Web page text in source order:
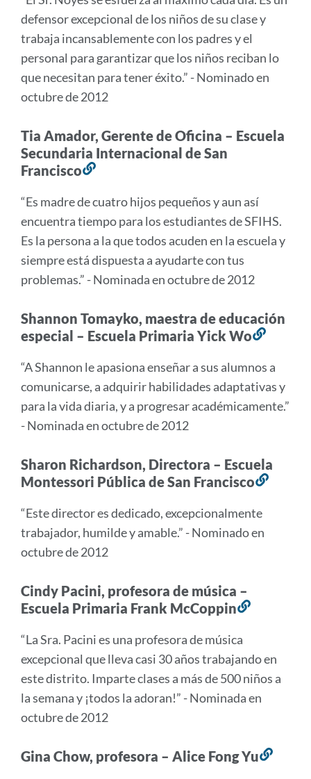
sección
defensor excepcional de los niños de su clase y
trabaja incansablemente con los padres y el
personal para garantizar que los niños reciban lo
que necesitan para tener éxito.” - Nominado en
octubre de 2012
Tia Amador, Gerente de Oficina – Escuela
Secundaria Internacional de San
Francisco
esta
sección
“Es madre de cuatro hijos pequeños y aun así
encuentra tiempo para los estudiantes de SFIHS.
Es la persona a la que todos acuden en la escuela y
siempre está dispuesta a ayudarte con tus
problemas.” - Nominada en octubre de 2012
Shannon Tomayko, maestra de educación
especial – Escuela Primaria Yick Wo
esta
“A Shannon le apasiona enseñar a sus alumnos a
comunicarse, a adquirir habilidades adaptativas y
para la vida diaria, y a progresar académicamente.”
- Nominada en octubre de 2012
Sharon Richardson, Directora – Escuela
Montessori Pública de San Francisco
“Este director es dedicado, excepcionalmente
trabajador, humilde y amable.” - Nominado en
octubre de 2012
Cindy Pacini, profesora de música –
Escuela Primaria Frank McCoppin
sección
“La Sra. Pacini es una profesora de música
excepcional que lleva casi 30 años trabajando en
este distrito. Imparte clases a más de 500 niños a
la semana y ¡todos la adoran!” - Nominada en
octubre de 2012
Gina Chow, profesora – Alice Fong Yu